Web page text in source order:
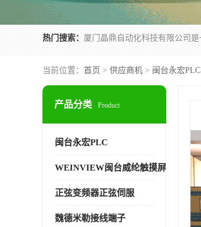
热门搜索：
当前位置： 首页 > 供应商机 > 闽台永宏PLC
产品分类 Product
闽台永宏PLC
WEINVIEW闽台威纶触摸屏
正弦变频器正弦伺服
魏德米勒接线端子